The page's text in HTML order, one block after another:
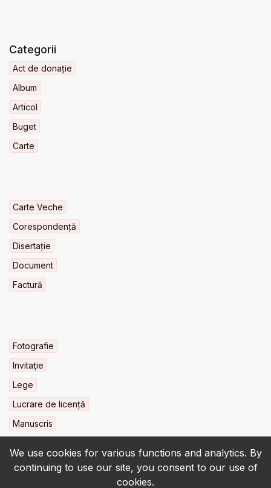
We use cookies for various functions and analytics. By
continuing to use our site, you consent to our use of
cookies.
Categorii
Act de donație
Album
Articol
Buget
Carte
Carte Veche
Corespondență
Disertație
Document
Factură
Fotografie
Invitaţie
Lege
Lucrare de licență
Manuscris